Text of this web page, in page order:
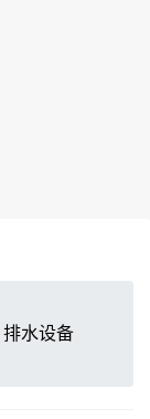
排水设备